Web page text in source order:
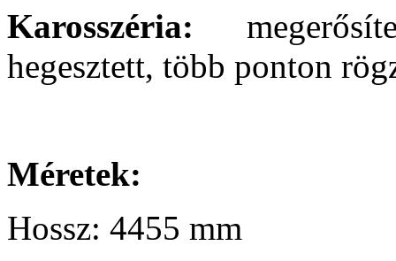
Karosszéria:
hegesztett, több ponton
Méretek:
Hossz: 4455 mm